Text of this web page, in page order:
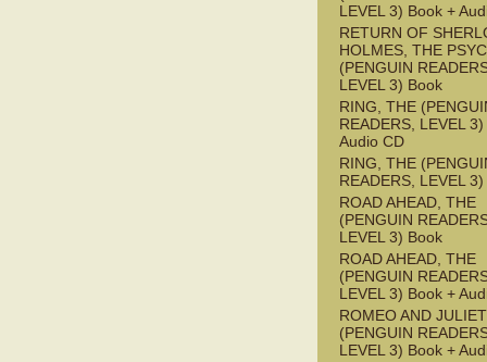
LEVEL 3) Book +
RETURN OF
HOLMES, THE
(PENGUIN
LEVEL 3) Book
RING, THE
READERS, LEVEL
Audio CD
RING, THE
READERS, LEVEL
ROAD AHEAD, THE
(PENGUIN
LEVEL 3) Book
ROAD AHEAD, THE
(PENGUIN
LEVEL 3) Book +
ROMEO AND JULIET
(PENGUIN
LEVEL 3) Book +